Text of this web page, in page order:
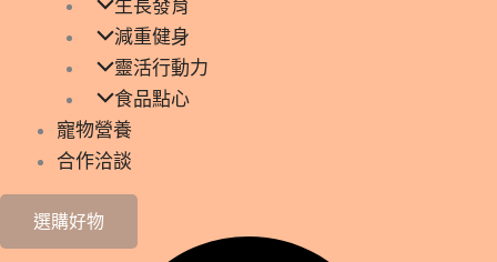
生長發育
減重健身
靈活行動力
食品點心
寵物營養
合作洽談
選購好物